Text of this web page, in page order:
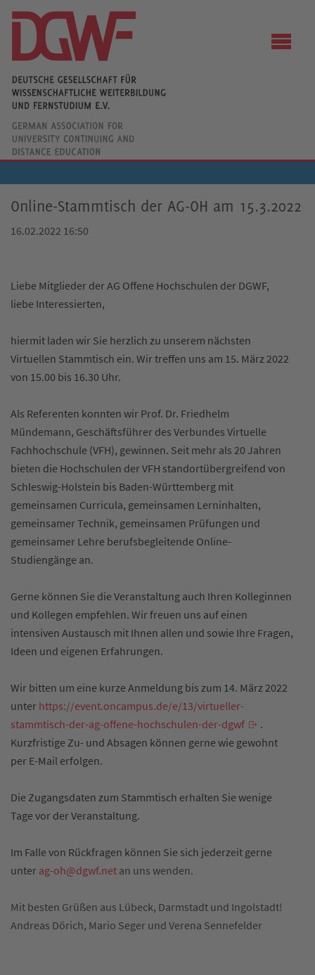
Online-Stammtisch der AG-OH am 15.3.2022
16.02.2022 16:50
Liebe Mitglieder der AG Offene Hochschulen der DGWF,
liebe Interessierten,
hiermit laden wir Sie herzlich zu unserem nächsten
Virtuellen Stammtisch ein. Wir treffen uns am 15. März 2022
von 15.00 bis 16.30 Uhr.
Als Referenten konnten wir Prof. Dr. Friedhelm
Mündemann, Geschäftsführer des Verbundes Virtuelle
Fachhochschule (VFH), gewinnen. Seit mehr als 20 Jahren
bieten die Hochschulen der VFH standortübergreifend von
Schleswig-Holstein bis Baden-Württemberg mit
gemeinsamen Curricula, gemeinsamen Lerninhalten,
gemeinsamer Technik, gemeinsamen Prüfungen und
gemeinsamer Lehre berufsbegleitende Online-
Studiengänge an.
Gerne können Sie die Veranstaltung auch Ihren Kolleginnen
und Kollegen empfehlen. Wir freuen uns auf einen
intensiven Austausch mit Ihnen allen und sowie Ihre Fragen,
Ideen und eigenen Erfahrungen.
Wir bitten um eine kurze Anmeldung bis zum 14. März 2022
unter https://event.oncampus.de/e/13/virtueller-
stammtisch-der-ag-offene-hochschulen-der-dgwf
.
Kurzfristige Zu- und Absagen können gerne wie gewohnt
per E-Mail erfolgen.
Die Zugangsdaten zum Stammtisch erhalten Sie wenige
Tage vor der Veranstaltung.
Im Falle von Rückfragen können Sie sich jederzeit gerne
unter ag-oh@dgwf.net an uns wenden.
Mit besten Grüßen aus Lübeck, Darmstadt und Ingolstadt!
Andreas Dörich, Mario Seger und Verena Sennefelder